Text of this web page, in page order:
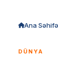
Ana Səhifə
DÜNYA